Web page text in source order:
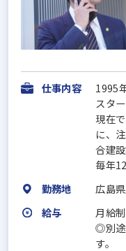
仕事内容
1995
スタ
現在
に、
合建
毎年
勤務地
広島
給与
月給
◎別途
す。